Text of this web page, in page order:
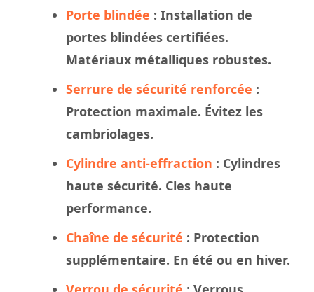
Porte blindée : Installation de
portes blindées certifiées.
Matériaux métalliques robustes.
Serrure de sécurité renforcée :
Protection maximale. Évitez les
cambriolages.
Cylindre anti-effraction : Cylindres
haute sécurité. Cles haute
performance.
Chaîne de sécurité : Protection
supplémentaire. En été ou en hiver.